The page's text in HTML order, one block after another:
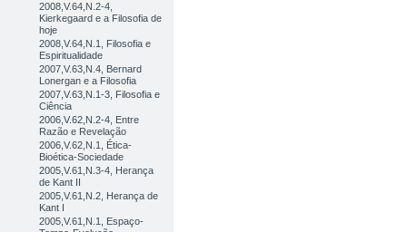
2008,V.64,N.2-4,
Kierkegaard e a Filosofia de
hoje
2008,V.64,N.1, Filosofia e
Espiritualidade
2007,V.63,N.4, Bernard
Lonergan e a Filosofia
2007,V.63,N.1-3, Filosofia e
Ciência
2006,V.62,N.2-4, Entre
Razão e Revelação
2006,V.62,N.1, Ética-
Bioética-Sociedade
2005,V.61,N.3-4, Herança
de Kant II
2005,V.61,N.2, Herança de
Kant I
2005,V.61,N.1, Espaço-